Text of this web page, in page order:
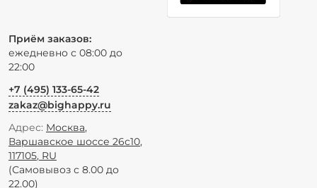
Приём заказов:
ежедневно с 08:00 до
22:00
+7 (495) 133-65-42
zakaz@bighappy.ru
Адрес: Москва,
Варшавское шоссе 26с10,
117105, RU
(Самовывоз с 8.00 до
22.00)